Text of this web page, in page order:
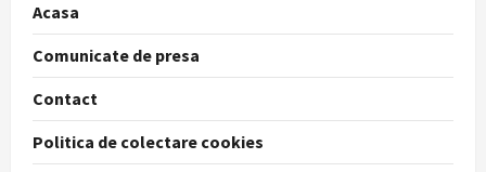
Acasa
Comunicate de presa
Contact
Politica de colectare cookies